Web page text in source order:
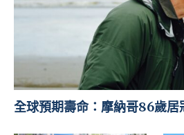
全球預期壽命：摩納哥86歲